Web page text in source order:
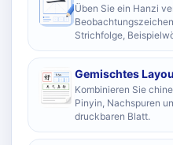
Üben Sie ein Hanzi
Strichfolge,
Gemischtes
Kombinieren Sie
Pinyin, Nachspuren
druckbaren Blatt.